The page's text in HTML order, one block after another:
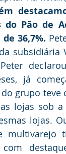
Pão de
36,7%.
subsidiária
já
grupo teve
lojas sob
lojas.
multivarejo